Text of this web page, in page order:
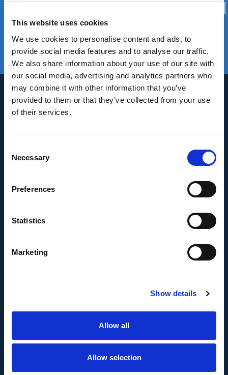
This website uses cookies
We use cookies to personalise content and ads, to
provide social media features and to analyse our traffic.
We also share information about your use of our site with
our social media, advertising and analytics partners who
may combine it with other information that you’ve
provided to them or that they’ve collected from your use
of their services.
Selection
Necessary
Preferences
Statistics
Marketing
Show details
Allow all
Allow selection
política de calidad, medioambiente y seguridad
política de seguridad de la información
estado de la plataforma
INNOVACIÓN Y DESARROLLO DE ANDALUCÍA
Se ha recibido un incentivo de la Agencia de
Innovación y Desarrollo de Andalucía IDEA, de la
43.802,59€, cofinanciado en un 80% por la Unión
Europea a través del Fondo Europeo de
METADATA con el objetivo de conseguir un tejido
empresarial más competitivo.